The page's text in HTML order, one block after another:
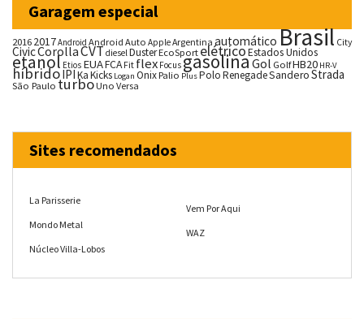
Garagem especial
20162017Android Android Auto AppleArgentina automáticoBrasil City
CivicCorollaCVTdieselDusterEcoSportelétricoEstados Unidos
etanol Etios EUAFCA Fit flex FocusgasolinaGol GolfHB20 HR-V
híbridoIPIKaKicks Logan OnixPalio PlusPoloRenegadeSanderoStrada
São Paulo turboUno Versa
Sites recomendados
La Parisserie
Mondo Metal
Núcleo Villa-Lobos
Vem Por Aqui
WAZ